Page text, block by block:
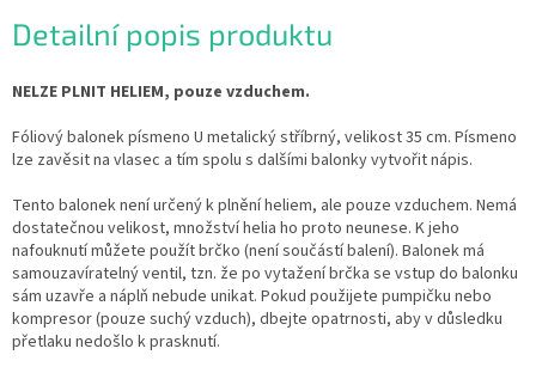
Detailní popis produktu
NELZE PLNIT HELIEM, pouze vzduchem.
Fóliový balonek písmeno U metalický stříbrný, velikost 35 cm. Písmeno
lze zavěsit na vlasec a tím spolu s dalšími balonky vytvořit nápis.
Tento balonek není určený k plnění heliem, ale pouze vzduchem. Nemá
dostatečnou velikost, množství helia ho proto neunese. K jeho
nafouknutí můžete použít brčko (není součástí balení). Balonek má
samouzavíratelný ventil, tzn. že po vytažení brčka se vstup do balonku
sám uzavře a náplň nebude unikat. Pokud použijete pumpičku nebo
kompresor (pouze suchý vzduch), dbejte opatrnosti, aby v důsledku
přetlaku nedošlo k prasknutí.